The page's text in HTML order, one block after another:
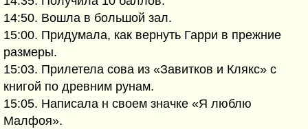
14:50. Вошла в большой зал.
15:00. Придумала, как вернуть Гарри в прежние
размеры.
15:03. Прилетела сова из «Завитков и Клякс» с
книгой по древним рунам.
15:05. Написала н своем значке «Я люблю
Малфоя».